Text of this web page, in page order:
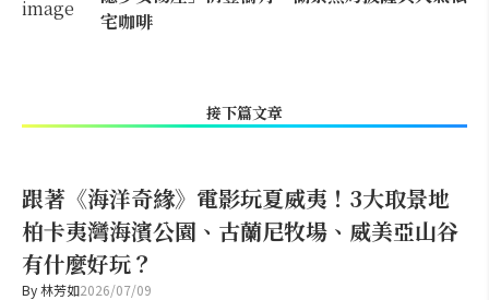
宅咖啡
接下篇文章
跟著《海洋奇緣》電影玩夏威夷！3大取景地
柏卡夷灣海濱公園、古蘭尼牧場、威美亞山谷
有什麼好玩？
By林芳如2026/07/09